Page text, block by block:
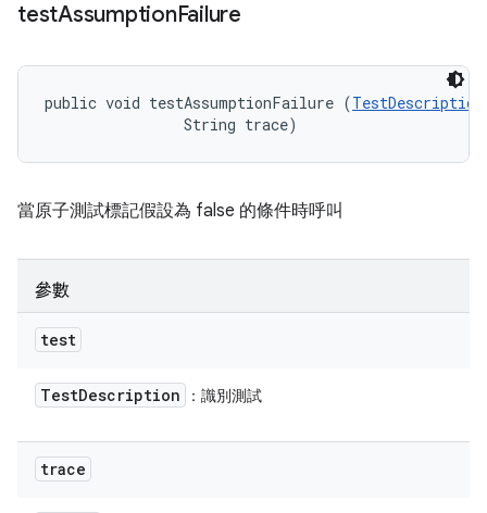
testAssumptionFailure
public void testAssumptionFailure (TestDescription
                String trace)
當原子測試標記假設為 false 的條件時呼叫
參數
test
TestDescription ：識別測試
trace